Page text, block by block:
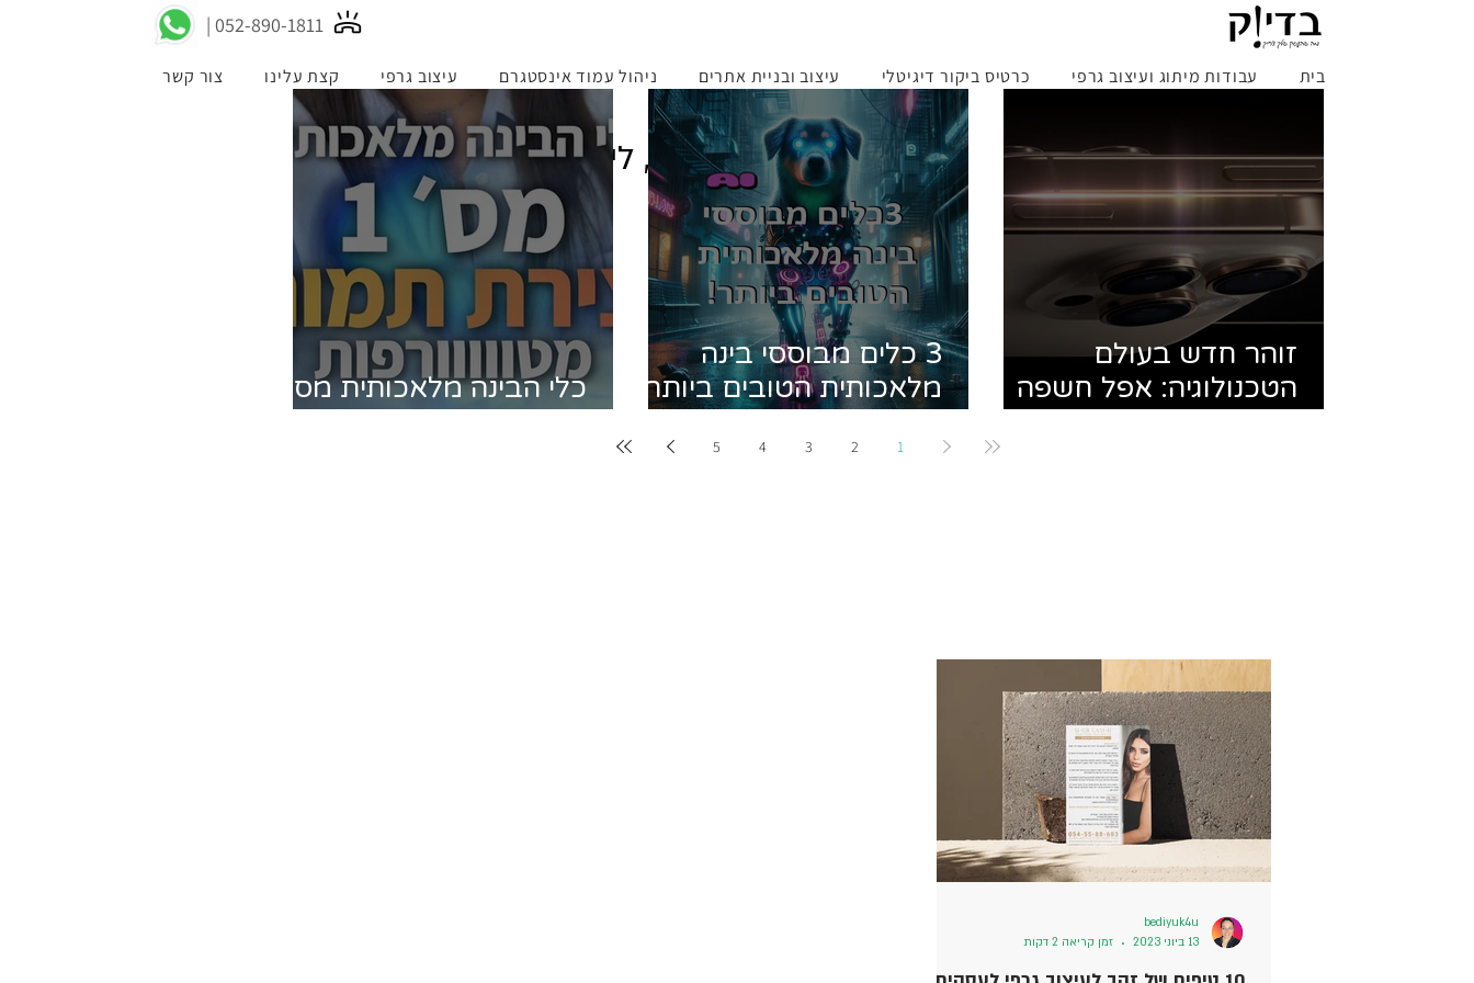
052-890-1811 |
בית עבודות מיתוג ועיצוב גרפי כרטיס ביקור דיגיטלי עיצוב ובניית אתרים ניהול עמוד אינסטגרם עיצוב גרפי קצת עלינו צור קשר
לקרוא, ללמוד, לדעת, ליישם!
זוהר חדש בעולם
הטכנולוגיה: אפל חשפה
3 כלים מבוססי בינה
מלאכותית הטובים ביותר
לכם ת'חיים
כלי הבינה מלאכותית מס'
1
2
3
4
5
bediyuk4u
13 ביוני 2023
זמן קריאה 2 דקות